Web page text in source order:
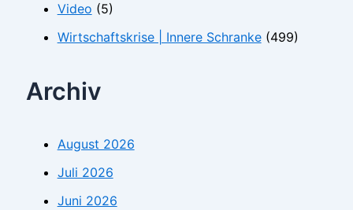
Video (5)
Wirtschaftskrise | Innere Schranke(499)
Archiv
August 2026
Juli 2026
Juni 2026